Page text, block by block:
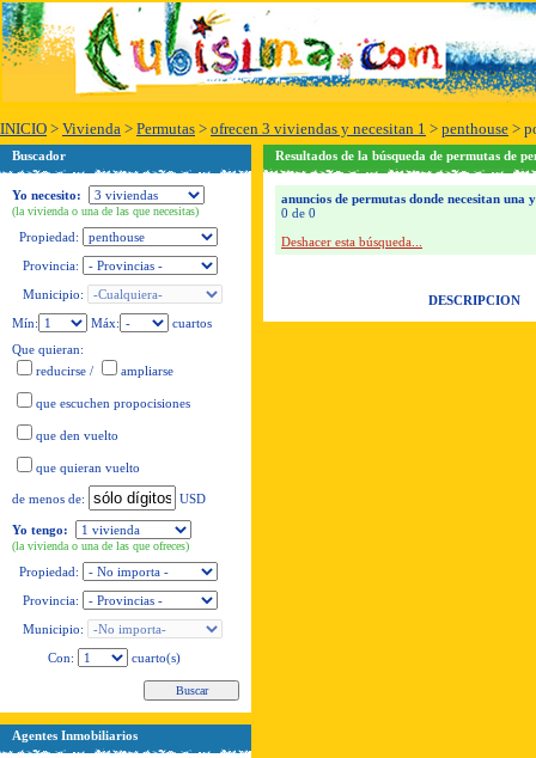
INICIO > Vivienda > Permutas > ofrecen 3 viviendas y necesitan 1 > penthouse >
Buscador
Yo necesito:
(la vivienda o una de las que necesitas)
Propiedad:
Provincia:
Municipio:
Mín:
Máx:
cuartos
Que quieran:
reducirse / ampliarse
que escuchen propocisiones
que den vuelto
que quieran vuelto
de menos de: USD
Yo tengo:
(la vivienda o una de las que ofreces)
Propiedad:
Provincia:
Municipio:
Con:
cuarto(s)
Agentes Inmobiliarios
Resultados de la búsqueda de permutas de
anuncios de permutas donde necesitan
0 de 0
Deshacer esta búsqueda...
DESCRIPCION